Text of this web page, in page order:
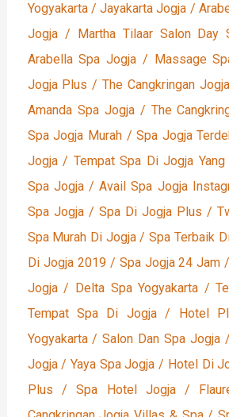
Yogyakarta / Jayakarta Jogja /
Jogja / Martha Tilaar Salon Day
Arabella Spa Jogja / Massage
Jogja Plus / The Cangkringan
Amanda Spa Jogja / The
Spa Jogja Murah / Spa Jogja
Jogja / Tempat Spa Di Jogja
Spa Jogja / Avail Spa Jogja
Spa Jogja / Spa Di Jogja Plus /
Spa Murah Di Jogja / Spa Terbaik
Di Jogja 2019 / Spa Jogja 24 Jam
Jogja / Delta Spa Yogyakarta /
Tempat Spa Di Jogja / Hotel
Yogyakarta / Salon Dan Spa Jogja
Jogja / Yaya Spa Jogja / Hotel Di
Plus / Spa Hotel Jogja /